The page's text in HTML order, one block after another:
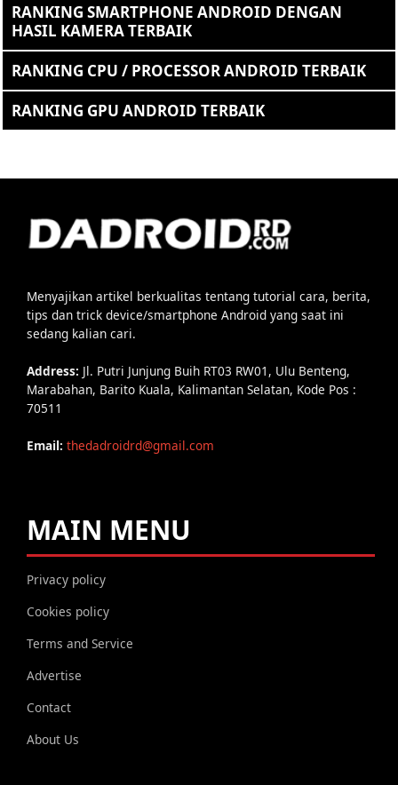
RANKING SMARTPHONE ANDROID DENGAN
HASIL KAMERA TERBAIK
RANKING CPU / PROCESSOR ANDROID TERBAIK
RANKING GPU ANDROID TERBAIK
Menyajikan artikel berkualitas tentang tutorial cara, berita,
tips dan trick device/smartphone Android yang saat ini
sedang kalian cari.
Address: Jl. Putri Junjung Buih RT03 RW01, Ulu Benteng,
Marabahan, Barito Kuala, Kalimantan Selatan, Kode Pos :
70511
Email: thedadroidrd@gmail.com
MAIN MENU
Privacy policy
Cookies policy
Terms and Service
Advertise
Contact
About Us